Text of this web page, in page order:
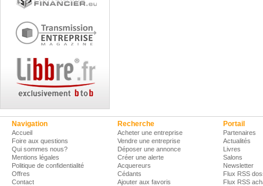
Navigation
Accueil
Foire aux questions
Qui sommes nous?
Mentions légales
Politique de confidentialité
Offres
Contact
Recherche
Acheter une entreprise
Vendre une entreprise
Déposer une annonce
Créer une alerte
Acquereurs
Cédants
Ajouter aux favoris
Portail
Partenaires
Actualités
Livres
Salons
Newsletter
Flux RSS
Flux RSS